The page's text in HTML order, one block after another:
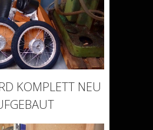
KOMPLETT NEU